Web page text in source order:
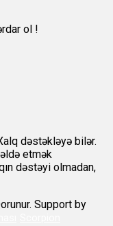
ol !
dəstəkləyə bilər.
etmək
dəstəyi olmadan,
Support by